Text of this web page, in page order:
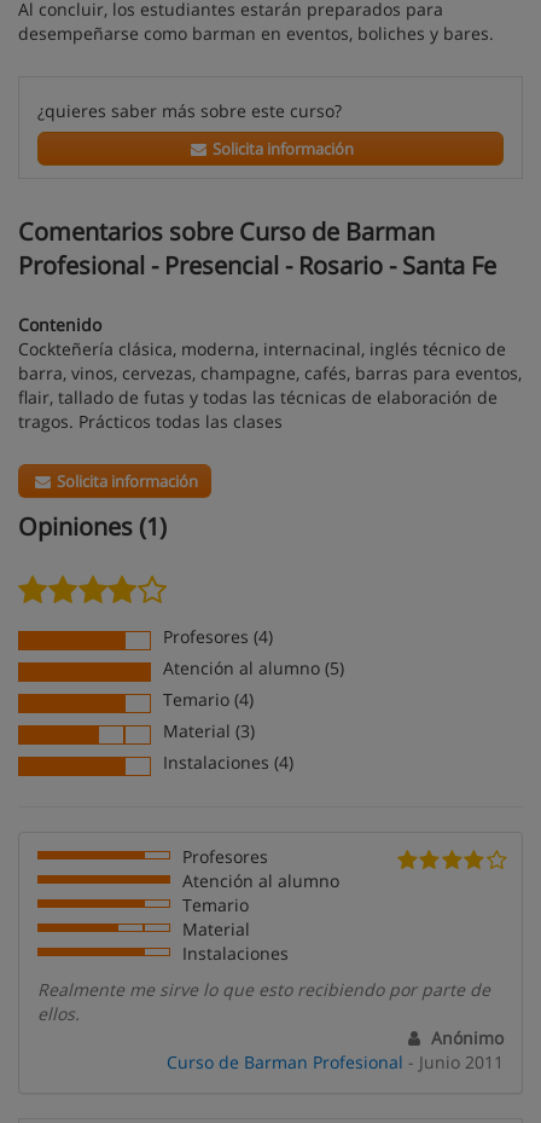
Al concluir, los estudiantes estarán preparados para
desempeñarse como barman en eventos, boliches y bares.
¿quieres saber más sobre este curso?
Solicita información
Comentarios sobre Curso de Barman
Profesional - Presencial - Rosario - Santa Fe
Contenido
Cockteñería clásica, moderna, internacinal, inglés técnico de
barra, vinos, cervezas, champagne, cafés, barras para eventos,
flair, tallado de futas y todas las técnicas de elaboración de
tragos. Prácticos todas las clases
Solicita información
Opiniones (1)
Profesores (4)
Atención al alumno (5)
Temario (4)
Material (3)
Instalaciones (4)
Profesores
Atención al alumno
Temario
Material
Instalaciones
Realmente me sirve lo que esto recibiendo por parte de
ellos.
Anónimo
Curso de Barman Profesional - Junio 2011